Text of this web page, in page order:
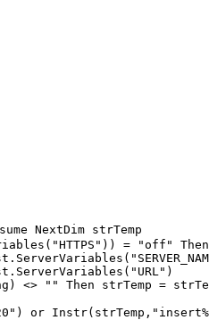
NextDim strTemp
"HTTPS" )) = "off"
Then
"URL" )
<> "" Then strTemp =
) or Instr(strTemp,